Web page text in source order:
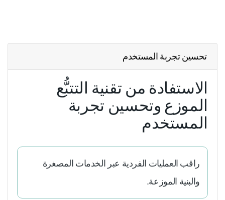
تحسين تجربة المستخدم
الاستفادة من تقنية التتبُّع
الموزع وتحسين تجربة
المستخدم
راقب العمليات الفردية عبر الخدمات المصغرة
والبنية الموزعة.